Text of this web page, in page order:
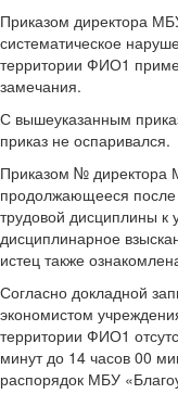
Приказом директора
систематическое
территории ФИО1
замечания.
С вышеуказанным
приказ не оспаривался.
Приказом № директора
продолжающееся
трудовой дисциплины
дисциплинарное
истец также
Согласно докладной
экономистом
территории ФИО1
минут до 14 часов 00
распорядок МБУ